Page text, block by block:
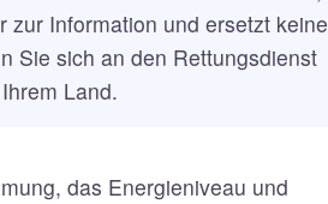
Information und ersetzt keine
Sie sich an den Rettungsdienst
Land.
das Energieniveau und